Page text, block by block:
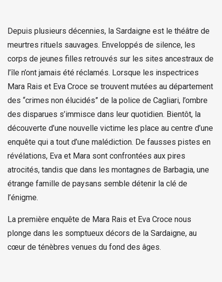
Depuis plusieurs décennies, la Sardaigne est le théâtre de
meurtres rituels sauvages. Enveloppés de silence, les
corps de jeunes filles retrouvés sur les sites ancestraux de
l’île n’ont jamais été réclamés. Lorsque les inspectrices
Mara Rais et Eva Croce se trouvent mutées au département
des “crimes non élucidés” de la police de Cagliari, l’ombre
des disparues s’immisce dans leur quotidien. Bientôt, la
découverte d’une nouvelle victime les place au centre d’une
enquête qui a tout d’une malédiction. De fausses pistes en
révélations, Eva et Mara sont confrontées aux pires
atrocités, tandis que dans les montagnes de Barbagia, une
étrange famille de paysans semble détenir la clé de
l’énigme.
La première enquête de Mara Rais et Eva Croce nous
plonge dans les somptueux décors de la Sardaigne, au
cœur de ténèbres venues du fond des âges.